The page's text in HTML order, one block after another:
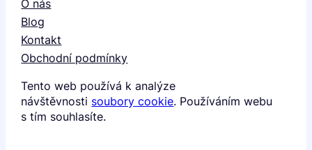
O nás
Blog
Kontakt
Obchodní podmínky
Tento web používá k analýze
návštěvnosti soubory cookie. Používáním webu
s tím souhlasíte.